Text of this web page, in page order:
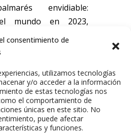
consentimiento de
utilizamos tecnologías
y/o acceder a la información
de estas tecnologías nos
el comportamiento de
únicas en este sitio. No
puede afectar
y funciones.
envidiable:
mundo en 2023,
la UEFA Nations
2024 y 20225,
ideal The Best 2023.
contacto: